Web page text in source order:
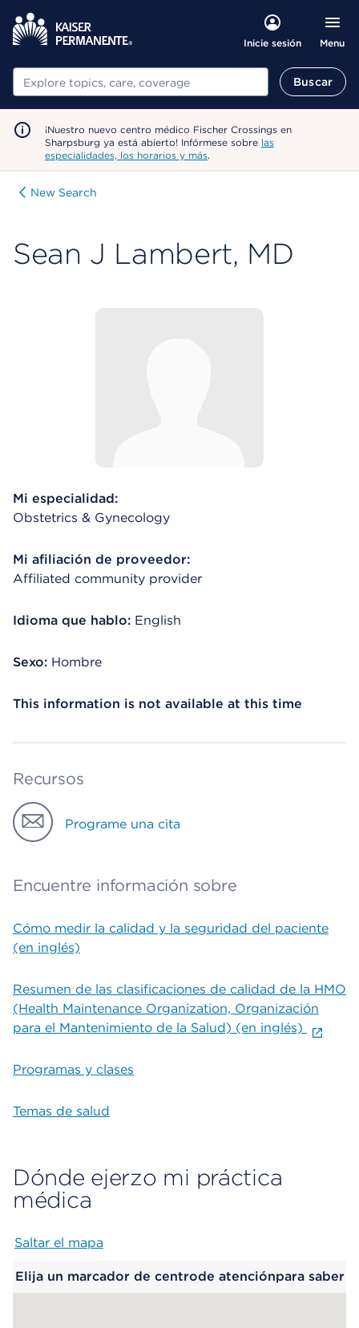
Inicie sesión Menu
Buscar Buscar
¡Nuestro nuevo centro médico Fischer Crossings en
Sharpsburg ya está abierto! Infórmese sobre las
especialidades, los horarios y más.
New Search
Sean J Lambert, MD
Mi especialidad:
Obstetrics & Gynecology
Mi afiliación de proveedor:
Affiliated community provider
Idioma que hablo: English
Sexo: Hombre
This information is not available at this time
Recursos
Programe una cita
Encuentre información sobre
Cómo medir la calidad y la seguridad del paciente
(en inglés)
Resumen de las clasificaciones de calidad de la HMO
(Health Maintenance Organization, Organización
para el Mantenimiento de la Salud) (en inglés)
Programas y clases
Temas de salud
Dónde ejerzo mi práctica
médica
Saltar el mapa
Elija un marcador de centrode atenciónpara saber